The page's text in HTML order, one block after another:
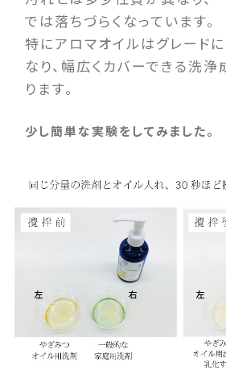
では落ちづらくなっています。
特にアロマオイルはグレード
なり、幅広くカバーできる洗
ります。
少し簡単な実験をしてみました。